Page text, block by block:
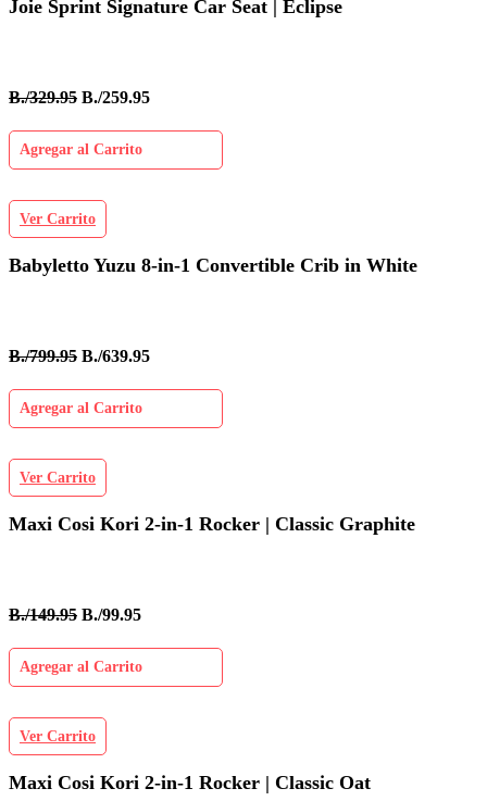
Joie Sprint Signature Car Seat | Eclipse
B./329.95 B./259.95
Agregar al Carrito
Ver Carrito
Babyletto Yuzu 8-in-1 Convertible Crib in White
B./799.95 B./639.95
Agregar al Carrito
Ver Carrito
Maxi Cosi Kori 2-in-1 Rocker | Classic Graphite
B./149.95 B./99.95
Agregar al Carrito
Ver Carrito
Maxi Cosi Kori 2-in-1 Rocker | Classic Oat